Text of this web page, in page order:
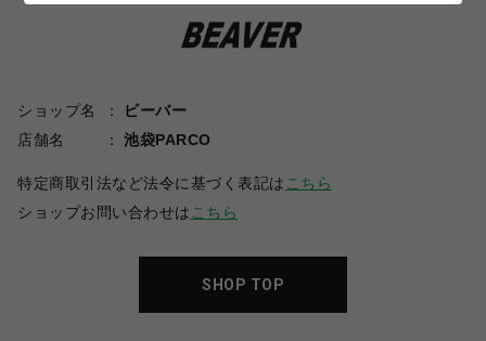
ショップ名
ビーバー
店舗名
池袋PARCO
特定商取引法など法令に基づく表記は こちら
ショップお問い合わせは こちら
SHOP TOP